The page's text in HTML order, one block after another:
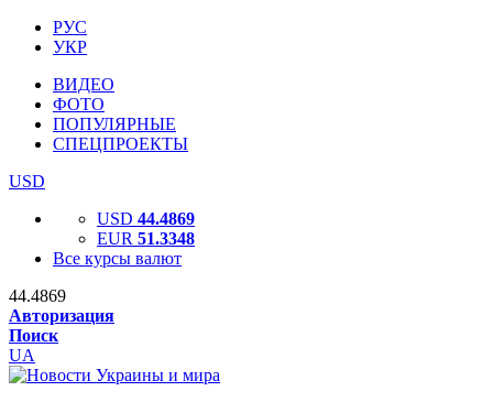
РУС
УКР
ВИДЕО
ФОТО
ПОПУЛЯРНЫЕ
СПЕЦПРОЕКТЫ
USD
USD 44.4869
EUR 51.3348
Все курсы валют
44.4869
Авторизация
Поиск
UA